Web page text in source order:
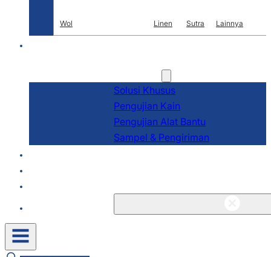
Wol Linen Sutra Lainnya
Solusi Khusus
Pengujian Kain
Pengujian Alat Bantu
Sampel & Pengiriman